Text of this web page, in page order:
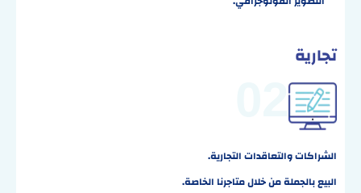
تجارية
الشراكات والتعاقدات التجارية.
البيع بالجملة من خلال متاجرنا الخاصة.